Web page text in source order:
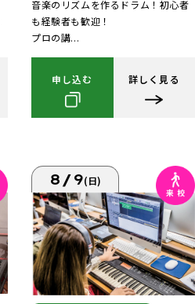
音楽のリズムを作るドラム！初心者
も経験者も歓迎！
プロの講...
申し込む 詳しく見る
8/9(日)